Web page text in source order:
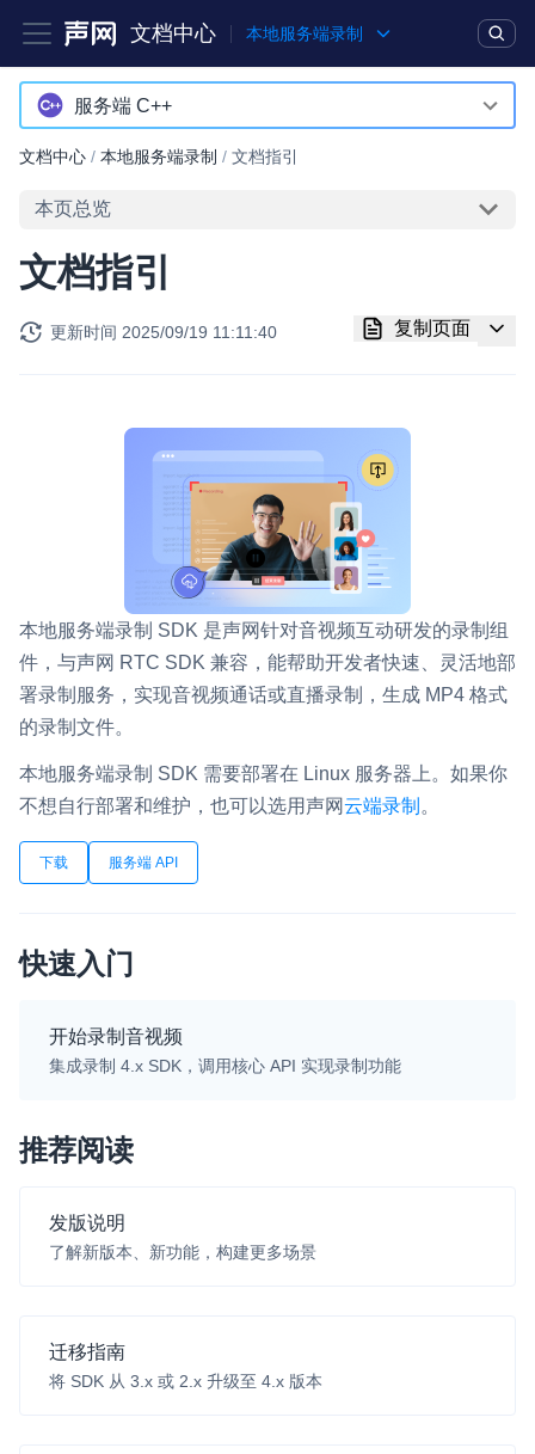
文档中心 本地服务端录制
产品 解决方案
突破传统文字交互模式，与 AI 进行高拟真、自然流畅的实时语
音对话
一整套低延时、高并发、可扩展、高可靠的实时消息及状态同步
NEW
一整套高可靠、低时延、高并发、安全、全球化的即时聊天云服
务。
融合 CDN 直播
对接国内外多家 CDN 供应商，提供一个整体播放体验最佳的
CDN 直播方案
媒体流加速
为智能硬件提供优质的媒体流传输，实现人与人、人与物、物与
物的实时互动连接
实时互动扩展能力
实时转录翻译
快速实现实时的语音转写功能
互动白板
快速实现多人实时互动白板协作
实现智能硬件和微信小程序之间的实时音视频互通
集中展示声网主要产品及服务的综合服务质量及可用性信息
程
云市场
服务端 C++
服务端 C++
服务端 Java
文档中心 / 本地服务端录制 / 文档指引
本页总览
文档指引
更新时间 2025/09/19 11:11:40 复制页面
本地服务端录制 SDK 是声网针对音视频互动研发的录制组
件，与声网 RTC SDK 兼容，能帮助开发者快速、灵活地部
署录制服务，实现音视频通话或直播录制，生成 MP4 格式
的录制文件。
本地服务端录制 SDK 需要部署在 Linux 服务器上。如果你
不想自行部署和维护，也可以选用声网云端录制 。
下载 服务端 API
快速入门
开始录制音视频
集成录制 4.x SDK，调用核心 API 实现录制功能
推荐阅读
发版说明
了解新版本、新功能，构建更多场景
迁移指南
将 SDK 从 3.x 或 2.x 升级至 4.x 版本